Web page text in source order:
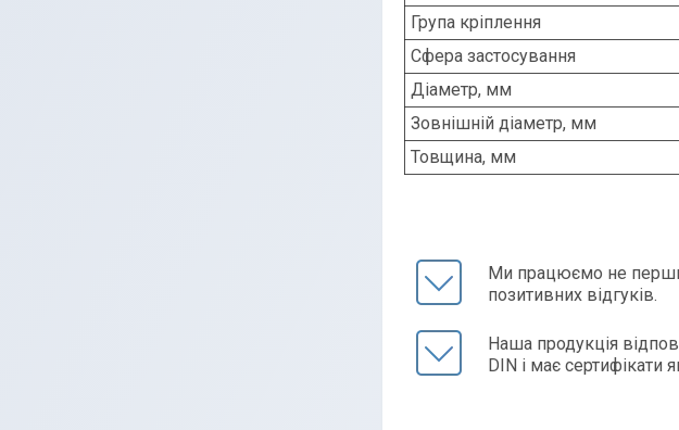
Група кріплення
Сфера застосування
Діаметр, мм
Зовнішній діаметр, мм
Товщина, мм
Ми працюємо не
позитивних відгуків.
Наша продукція
DIN і має сертифікати